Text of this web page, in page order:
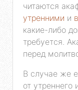
читаются
утренними и
какие-либо
требуется.
перед
В случае же
от утреннего